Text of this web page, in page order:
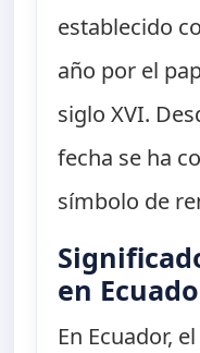
establecido
año por el
siglo XVI.
fecha se ha
símbolo de
en
En Ecuador,